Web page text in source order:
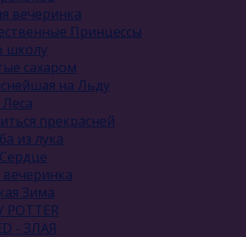
вечеринка
Принцессы
школу
сахаром
на Льду
прекрасней
из лука
Зима
POTTER
- ЗЛАЯ